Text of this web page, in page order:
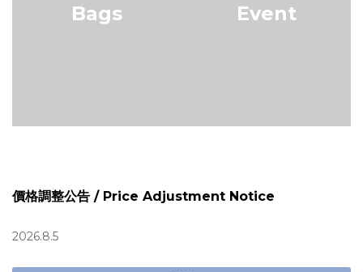
Bags Event
價格調整公告 / Price Adjustment Notice
2026.8.5